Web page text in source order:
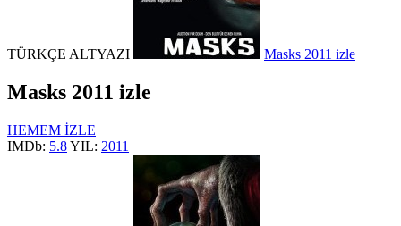
TÜRKÇE ALTYAZI Masks 2011 izle
Masks 2011 izle
HEMEM İZLE
IMDb: 5.8YIL: 2011